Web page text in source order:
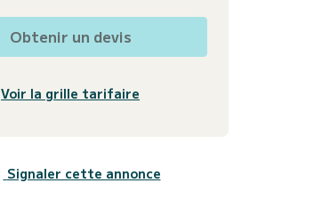
Obtenir un devis
Voir la grille tarifaire
Signaler cette annonce